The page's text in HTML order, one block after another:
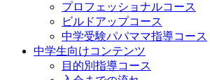
プロフェッショナルコース
ビルドアップコース
中学受験パパママ指導コース
中学生向けコンテンツ
目的別指導コース